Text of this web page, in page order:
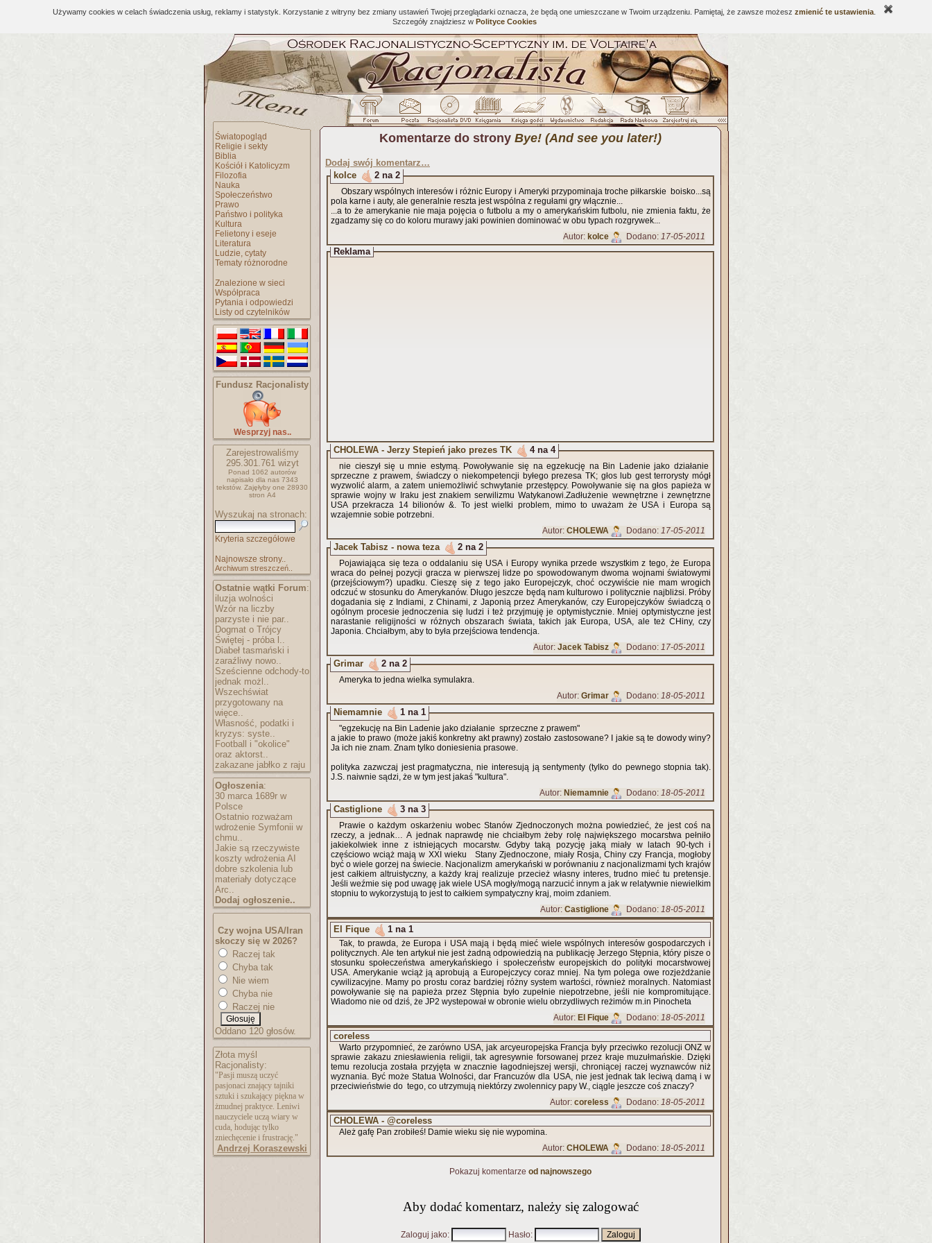
Używamy cookies w celach świadczenia usług, reklamy i statystyk. Korzystanie z witryny bez zmiany ustawień Twojej przeglądarki oznacza, że będą one umieszczane w Twoim urządzeniu. Pamiętaj, że zawsze możesz zmienić te ustawienia
Szczegóły znajdziesz w Polityce Cookies
Światopogląd
Religie i sekty
Biblia
Kościół i Katolicyzm
Filozofia
Nauka
Społeczeństwo
Prawo
Państwo i polityka
Kultura
Felietony i eseje
Literatura
Ludzie, cytaty
Tematy różnorodne
Znalezione w sieci
Współpraca
Pytania i odpowiedzi
Listy od czytelników
Fundusz Racjonalisty
Wesprzyj nas..
Zarejestrowaliśmy
295.301.761wizyt
Ponad 1062 autorów
napisało dla nas 7343
tekstów. Zajęłyby one 28930
stron A4
Wyszukaj na stronach:
Kryteria szczegółowe
Najnowsze strony..
Archiwum streszczeń..
Ostatnie wątki Forum:
iluzja wolności
Wzór na liczby
parzyste i nie par..
Dogmat o Trójcy
Świętej - próba l..
Diabeł tasmański i
zaraźliwy nowo..
Sześcienne odchody-to
jednak możl..
Wszechświat
przygotowany na
więce..
Własność, podatki i
kryzys: syste..
Football i "okolice"
oraz aktorst..
zakazane jabłko z raju
Ogłoszenia:
30 marca 1689r w
Polsce
Ostatnio rozważam
wdrożenie Symfonii w
chmu..
Jakie są rzeczywiste
koszty wdrożenia AI
dobre szkolenia lub
materiały dotyczące
Arc..
Dodaj ogłoszenie..
Czy wojna USA/Iran
skoczy się w 2026?
Raczej tak
Chyba tak
Nie wiem
Chyba nie
Raczej nie
Oddano 120 głosów.
Złota myśl
Racjonalisty:
"Pasji muszą uczyć
pasjonaci znający tajniki
sztuki i szukający piękna w
żmudnej praktyce. Leniwi
nauczyciele uczą wiary w
cuda, hodując tylko
zniechęcenie i frustrację."
Andrzej Koraszewski
Komentarze do strony Bye! (And see you later!)
Dodaj swój komentarz…
kolce
2 na 2
Obszary wspólnych interesów i różnic Europy i Ameryki przypominaja troche piłkarskie boisko...są
pola karne i auty, ale generalnie reszta jest wspólna z regułami gry włącznie...
...a to że amerykanie nie maja pojęcia o futbolu a my o amerykańskim futbolu, nie zmienia faktu, że
zgadzamy się co do koloru murawy jaki powinien dominować w obu typach rozgrywek...
Autor: kolce Dodano: 17-05-2011
Reklama
CHOLEWA - Jerzy Stepień jako prezes TK 4 na 4
nie cieszył się u mnie estymą. Powoływanie się na egzekucję na Bin Ladenie jako działanie
sprzeczne z prawem, świadczy o niekompetencji byłego prezesa TK; głos lub gest terrorysty mógł
wyzwolić alarm, a zatem uniemożliwić schwytanie przestępcy. Powoływanie się na głos papieża w
sprawie wojny w Iraku jest znakiem serwilizmu Watykanowi.Zadłużenie wewnętrzne i zewnętrzne
USA przekracza 14 bilionów &. To jest wielki problem, mimo to uważam że USA i Europa są
wzajemnie sobie potrzebni.
Autor: CHOLEWA Dodano: 17-05-2011
Jacek Tabisz - nowa teza 2 na 2
Pojawiająca się teza o oddalaniu się USA i Europy wynika przede wszystkim z tego, że Europa
wraca do pełnej pozycji gracza w pierwszej lidze po spowodowanym dwoma wojnami światowymi
(przejściowym?) upadku. Cieszę się z tego jako Europejczyk, choć oczywiście nie mam wrogich
odczuć w stosunku do Amerykanów. Długo jeszcze będą nam kulturowo i politycznie najbliżsi. Próby
dogadania się z Indiami, z Chinami, z Japonią przez Amerykanów, czy Europejczyków świadczą o
ogólnym procesie jednoczenia się ludzi i też przyjmuję je optymistycznie. Mniej optymistyczne jest
narastanie religijności w różnych obszarach świata, takich jak Europa, USA, ale też CHiny, czy
Japonia. Chciałbym, aby to była przejściowa tendencja.
Autor: Jacek Tabisz Dodano: 17-05-2011
Grimar 2 na 2
Ameryka to jedna wielka symulakra.
Autor: Grimar Dodano: 18-05-2011
Niemamnie 1 na 1
"egzekucję na Bin Ladenie jako działanie sprzeczne z prawem"
a jakie to prawo (może jakiś konkretny akt prawny) zostało zastosowane? I jakie są te dowody winy?
Ja ich nie znam. Znam tylko doniesienia prasowe.
polityka zazwczaj jest pragmatyczna, nie interesują ją sentymenty (tylko do pewnego stopnia tak).
J.S. naiwnie sądzi, że w tym jest jakaś "kultura".
Autor: Niemamnie Dodano: 18-05-2011
Castiglione 3 na 3
Prawie o każdym oskarżeniu wobec Stanów Zjednoczonych można powiedzieć, że jest coś na
rzeczy, a jednak… A jednak naprawdę nie chciałbym żeby rolę największego mocarstwa pełniło
jakiekolwiek inne z istniejących mocarstw. Gdyby taką pozycję jaką miały w latach 90-tych i
częściowo wciąż mają w XXI wieku Stany Zjednoczone, miały Rosja, Chiny czy Francja, mogłoby
być o wiele gorzej na świecie. Nacjonalizm amerykański w porównaniu z nacjonalizmami tych krajów
jest całkiem altruistyczny, a każdy kraj realizuje przecież własny interes, trudno mieć tu pretensje.
Jeśli weźmie się pod uwagę jak wiele USA mogły/mogą narzucić innym a jak w relatywnie niewielkim
stopniu to wykorzystują to jest to całkiem sympatyczny kraj, moim zdaniem.
Autor: Castiglione Dodano: 18-05-2011
El Fique 1 na 1
Tak, to prawda, że Europa i USA mają i będą mieć wiele wspólnych interesów gospodarczych i
politycznych. Ale ten artykuł nie jest żadną odpowiedzią na publikację Jerzego Stępnia, który pisze o
stosunku społeczeństwa amerykańskiego i społeczeństw europejskich do polityki mocarstwowej
USA. Amerykanie wciąż ją aprobują a Europejczycy coraz mniej. Na tym polega owe rozjeżdżanie
cywilizacyjne. Mamy po prostu coraz bardziej różny system wartości, również moralnych. Natomiast
powoływanie się na papieża przez Stępnia było zupełnie niepotrzebne, jeśli nie kompromitujące.
Wiadomo nie od dziś, że JP2 wystepował w obronie wielu obrzydliwych reżimów m.in Pinocheta
Autor: El Fique Dodano: 18-05-2011
coreless
Warto przypomnieć, że zarówno USA, jak arcyeuropejska Francja były przeciwko rezolucji ONZ w
sprawie zakazu zniesławienia religii, tak agresywnie forsowanej przez kraje muzułmańskie. Dzięki
temu rezolucja została przyjęta w znacznie łagodniejszej wersji, chroniącej raczej wyznawców niż
wyznania. Być może Statua Wolności, dar Francuzów dla USA, nie jest jednak tak leciwą damą i w
przeciwieństwie do tego, co utrzymują niektórzy zwolennicy papy W., ciągle jeszcze coś znaczy?
Autor: coreless Dodano: 18-05-2011
CHOLEWA - @coreless
Ależ gafę Pan zrobiłeś! Damie wieku się nie wypomina.
Autor: CHOLEWA Dodano: 18-05-2011
Pokazuj komentarze od najnowszego
Aby dodać komentarz, należy się zalogować
Zaloguj jako: Hasło: